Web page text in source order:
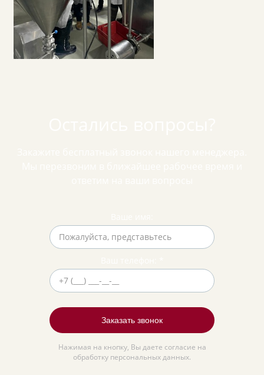
Нажимая на кнопку, Вы даете согласие на
обработку персональных данных.